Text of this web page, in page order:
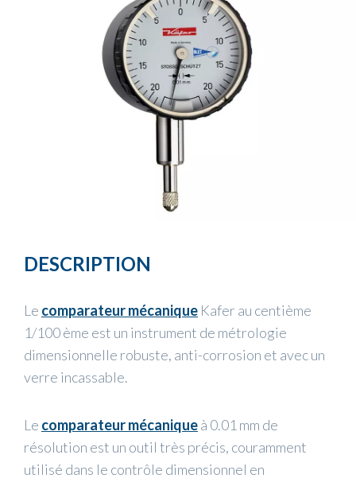
DESCRIPTION
Le comparateur mécanique Kafer au centième
1/100 ème est un instrument de métrologie
dimensionnelle robuste, anti-corrosion et avec un
verre incassable.
Le comparateur mécaniqueà 0.01 mm de
résolution est un outil très précis, couramment
utilisé dans le contrôle dimensionnel en